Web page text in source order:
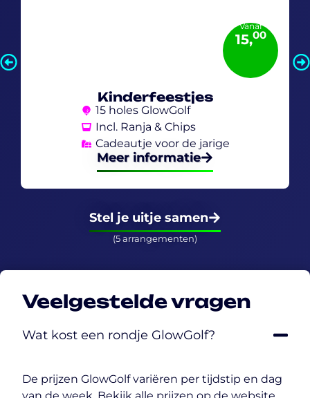
Vanaf
15,00
Kinderfeestjes
15 holes GlowGolf
Incl. Ranja & Chips
Cadeautje voor de jarige
Meer informatie
Stel je uitje samen
(5 arrangementen)
Veelgestelde vragen
Wat kost een rondje GlowGolf?
De prijzen GlowGolf variëren per tijdstip en dag